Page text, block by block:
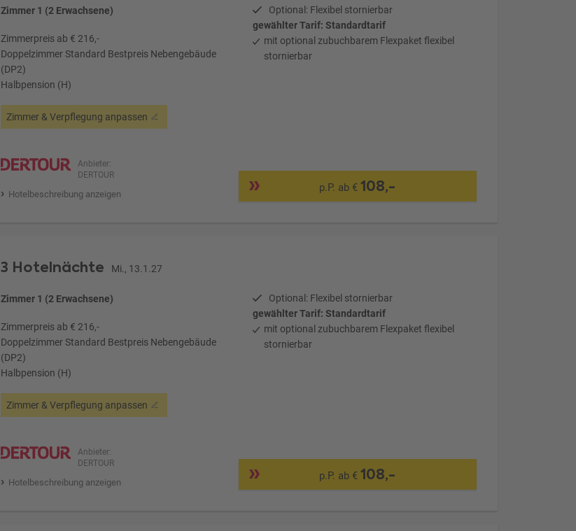
Zimmer 1 (2 Erwachsene)
Zimmerpreis ab € 216,-
Doppelzimmer Standard Bestpreis Nebengebäude
(DP2)
Halbpension (H)
Zimmer & Verpflegung anpassen
Optional: Flexibel stornierbar
gewählter Tarif: Standardtarif
mit optional zubuchbarem Flexpaket flexibel
stornierbar
Anbieter:
DERTOUR
Hotelbeschreibung anzeigen
p.P. ab €108,-
3 Hotelnächte Mi., 13.1.27
Zimmer 1 (2 Erwachsene)
Zimmerpreis ab € 216,-
Doppelzimmer Standard Bestpreis Nebengebäude
(DP2)
Halbpension (H)
Zimmer & Verpflegung anpassen
Optional: Flexibel stornierbar
gewählter Tarif: Standardtarif
mit optional zubuchbarem Flexpaket flexibel
stornierbar
Anbieter:
DERTOUR
Hotelbeschreibung anzeigen
p.P. ab €108,-